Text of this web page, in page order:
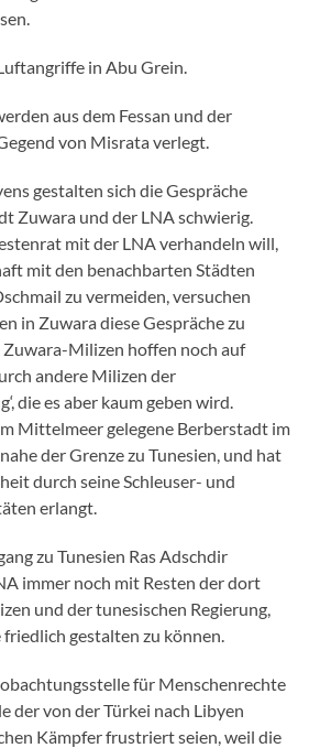
in Abu Grein.
aus dem Fessan und der
von Misrata verlegt.
gestalten sich die Gespräche
Zuwara und der LNA schwierig.
mit der LNA verhandeln will,
mit den benachbarten Städten
zu vermeiden, versuchen
in Zuwara diese Gespräche zu
Milizen hoffen noch auf
andere Milizen der
die es aber kaum geben wird.
Mittelmeer gelegene Berberstadt im
der Grenze zu Tunesien, und hat
durch seine Schleuser- und
erlangt.
zu Tunesien Ras Adschdir
immer noch mit Resten der dort
und der tunesischen Regierung,
gestalten zu können.
für Menschenrechte
der von der Türkei nach Libyen
Kämpfer frustriert seien, weil die